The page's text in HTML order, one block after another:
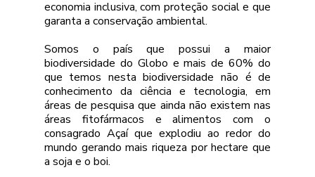
economia inclusiva, com proteção social e que
garanta a conservação ambiental.
Somos o país que possui a maior
biodiversidade do Globo e mais de 60% do
que temos nesta biodiversidade não é de
conhecimento da ciência e tecnologia, em
áreas de pesquisa que ainda não existem nas
áreas fitofármacos e alimentos com o
consagrado Açaí que explodiu ao redor do
mundo gerando mais riqueza por hectare que
a soja e o boi.